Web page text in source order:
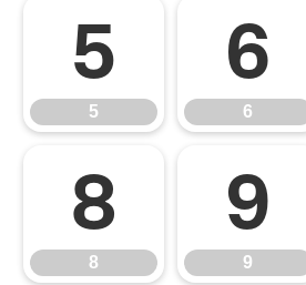
5
5
6
6
8
8
9
9